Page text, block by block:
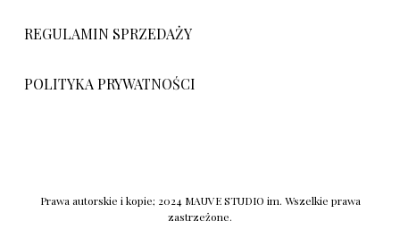
REGULAMIN SPRZEDAŻY
POLITYKA PRYWATNOŚCI
Prawa autorskie i kopie; 2024 MAUVE STUDIO im. Wszelkie prawa
zastrzeżone.